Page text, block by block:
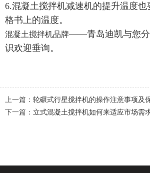
6.混凝土搅拌机减速机的提升温度
格书上的温度。
混凝土搅拌机品牌——青岛迪凯与您分
识欢迎垂询。
上一篇： 轮碾式行星搅拌机的操作注意事项及
下一篇： 立式混凝土搅拌机如何来适应市场需